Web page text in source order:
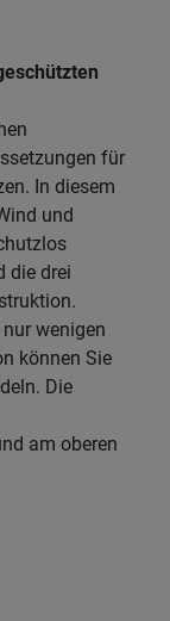
für
In diesem
und
die drei
wenigen
können Sie
Die
am oberen